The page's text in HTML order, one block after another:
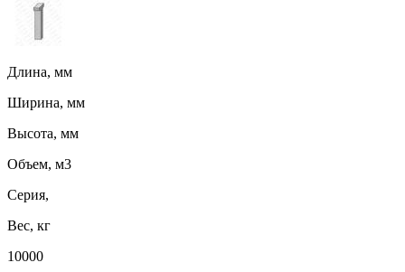
Длина, мм
Ширина, мм
Высота, мм
Объем, м3
Серия,
Вес, кг
10000